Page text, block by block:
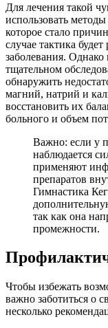
Для лечения такой
использовать
которое стало
случае тактика
заболевания.
тщательном
обнаружить
магний, натрий и
восстановить их
больного и объем
Важно: если у
наблюдается
применяют
препаратов
Гимнастика
так как она
промежности.
Чтобы избежать
важно заботиться о
несколько